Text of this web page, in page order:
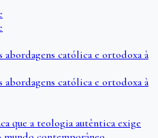
abordagens católica e ortodoxa à
abordagens católica e ortodoxa à
que a teologia autêntica exige